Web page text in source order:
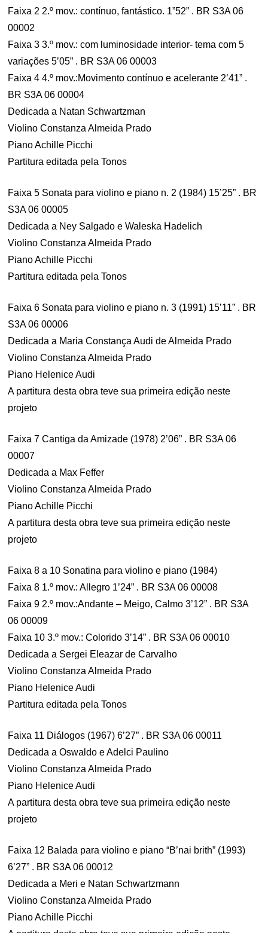
Faixa 2 2.º mov.: contínuo, fantástico. 1”52” . BR S3A 06
00002
Faixa 3 3.º mov.: com luminosidade interior- tema com 5
variações 5’05” . BR S3A 06 00003
Faixa 4 4.º mov.:Movimento contínuo e acelerante 2’41” .
BR S3A 06 00004
Dedicada a Natan Schwartzman
Violino Constanza Almeida Prado
Piano Achille Picchi
Partitura editada pela Tonos
Faixa 5 Sonata para violino e piano n. 2 (1984) 15’25” . BR
S3A 06 00005
Dedicada a Ney Salgado e Waleska Hadelich
Violino Constanza Almeida Prado
Piano Achille Picchi
Partitura editada pela Tonos
Faixa 6 Sonata para violino e piano n. 3 (1991) 15’11” . BR
S3A 06 00006
Dedicada a Maria Constança Audi de Almeida Prado
Violino Constanza Almeida Prado
Piano Helenice Audi
A partitura desta obra teve sua primeira edição neste
projeto
Faixa 7 Cantiga da Amizade (1978) 2’06” . BR S3A 06
00007
Dedicada a Max Feffer
Violino Constanza Almeida Prado
Piano Achille Picchi
A partitura desta obra teve sua primeira edição neste
projeto
Faixa 8 a 10 Sonatina para violino e piano (1984)
Faixa 8 1.º mov.: Allegro 1’24” . BR S3A 06 00008
Faixa 9 2.º mov.:Andante – Meigo, Calmo 3’12” . BR S3A
06 00009
Faixa 10 3.º mov.: Colorido 3’14” . BR S3A 06 00010
Dedicada a Sergei Eleazar de Carvalho
Violino Constanza Almeida Prado
Piano Helenice Audi
Partitura editada pela Tonos
Faixa 11 Diálogos (1967) 6’27” . BR S3A 06 00011
Dedicada a Oswaldo e Adelci Paulino
Violino Constanza Almeida Prado
Piano Helenice Audi
A partitura desta obra teve sua primeira edição neste
projeto
Faixa 12 Balada para violino e piano “B’nai brith” (1993)
6’27” . BR S3A 06 00012
Dedicada a Meri e Natan Schwartzmann
Violino Constanza Almeida Prado
Piano Achille Picchi